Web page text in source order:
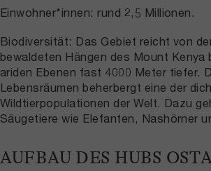
Einwohner*innen: rund 2,5 Millionen.
Biodiversität: Das Gebiet reicht von
bewaldeten Hängen des Mount Kenya
ariden Ebenen fast 4000 Meter tiefer.
Lebensräumen beherbergt eine der
Wildtierpopulationen der Welt. Dazu
Säugetiere wie Elefanten, Nashörner
AUFBAU DES HUBS